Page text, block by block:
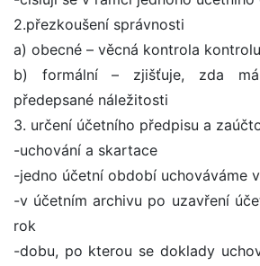
2.přezkoušení správnosti
a) obecné – věcná kontrola
b) formální – zjišťuje, zda
předepsané náležitosti
3. určení účetního předpisu a
-uchování a skartace
-jedno účetní období uchováváme
-v účetním archivu po uzavření
rok
-dobu, po kterou se doklady